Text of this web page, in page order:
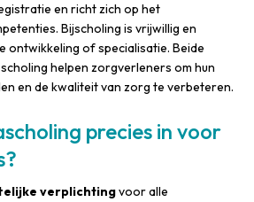
en richt zich op het
Bijscholing is vrijwillig en
ontwikkeling of specialisatie. Beide
helpen zorgverleners om hun
en de kwaliteit van zorg te verbeteren.
precies in voor
verplichtingvoor alle